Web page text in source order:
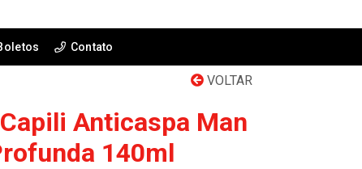
Contato
VOLTAR
Anticaspa Man
140ml